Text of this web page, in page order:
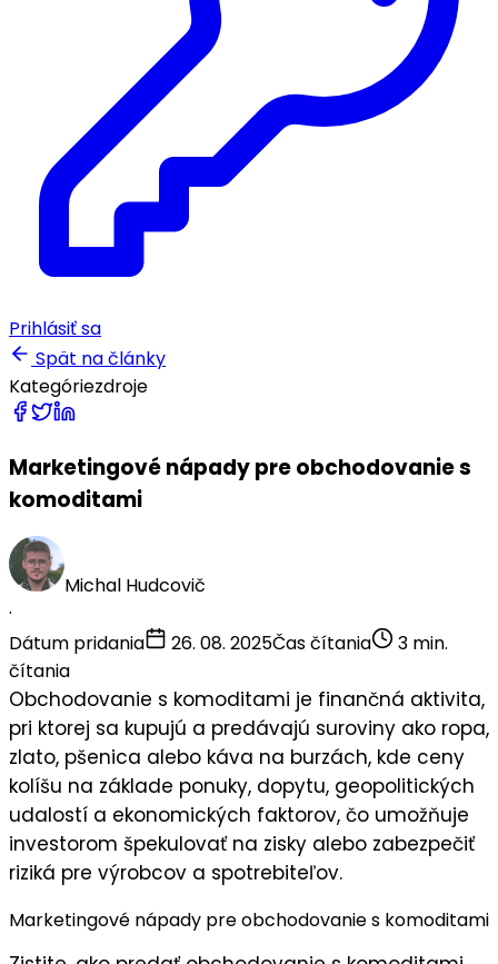
Prihlásiť sa
Spät na články
Kategóriezdroje
Marketingové nápady pre obchodovanie s
komoditami
Michal Hudcovič
·
Dátum pridania
26. 08. 2025Čas čítania
3 min.
čítania
Obchodovanie s komoditami je finančná aktivita,
pri ktorej sa kupujú a predávajú suroviny ako ropa,
zlato, pšenica alebo káva na burzách, kde ceny
kolíšu na základe ponuky, dopytu, geopolitických
udalostí a ekonomických faktorov, čo umožňuje
investorom špekulovať na zisky alebo zabezpečiť
riziká pre výrobcov a spotrebiteľov.
Marketingové nápady pre obchodovanie s komoditami